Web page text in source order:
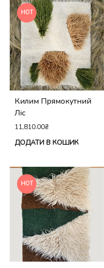
HOT
Килим Прямокутний
Ліс
11,810.00₴
ДОДАТИ В КОШИК
HOT